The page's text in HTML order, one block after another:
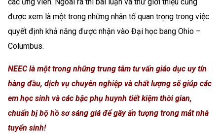
được xem là một trong những nhân tố quan trọng trong việc
quyết định khả năng được nhận vào Đại học bang Ohio –
Columbus.
NEEC là một trong những trung tâm tư vấn giáo dục uy tín
hàng đầu, dịch vụ chuyên nghiệp và chất lượng sẽ giúp các
em học sinh và các bậc phụ huynh tiết kiệm thời gian,
chuẩn bị bộ hồ sơ sáng giá để gây ấn tượng trong mắt nhà
tuyển sinh!